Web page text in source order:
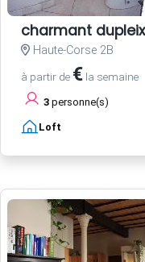
charmant
Haute-Corse 2B
à partir de € la semaine
3 personne(s)
Loft